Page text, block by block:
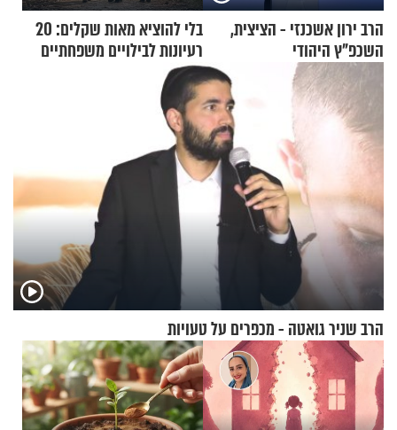
הרב ירון אשכנזי - הציצית,
השכפ"ץ היהודי
בלי להוציא מאות שקלים: 20
רעיונות לבילויים משפחתיים
כמעט בחינם
הרב שניר גואטה - מכפרים על טעויות